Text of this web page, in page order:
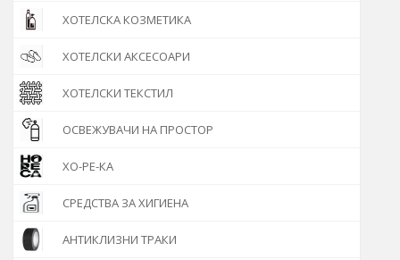
ХОТЕЛСКА КОЗМЕТИКА
ХОТЕЛСКИ АКСЕСОАРИ
ХОТЕЛСКИ ТЕКСТИЛ
ОСВЕЖУВАЧИ НА ПРОСТОР
ХО-РЕ-КА
СРЕДСТВА ЗА ХИГИЕНА
АНТИКЛИЗНИ ТРАКИ